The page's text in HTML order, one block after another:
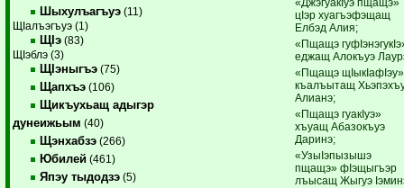
Шыхулъагъуэ (11)
ЩIалъэгъуэ (1)
ЩIэ (83)
ЩIэблэ (3)
ЩIэныгъэ (75)
Щапхъэ (106)
Щикъухьащ адыгэр
дунеижьым (40)
Щэнхабзэ (266)
Юбилей (461)
Япэу тыдодзэ (5)
цIэр хуагъэфэщащ
Елбэд Алия;
«Пщащэ
еджащ Алокъуэ
«Пщащэ щIыкIафIэу»
къалъытащ
Алианэ;
«Пщащэ гуакIуэ»
хъуащ Абазокъуэ
Даринэ;
«УзыIэпызышэ
пщащэ» фIэщыгъэр
лъысащ Жыгуэ